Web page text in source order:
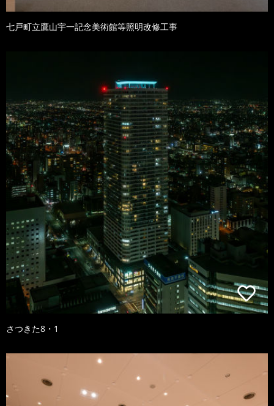
七戸町立鷹山宇一記念美術館等照明改修工事
さつきた8・1